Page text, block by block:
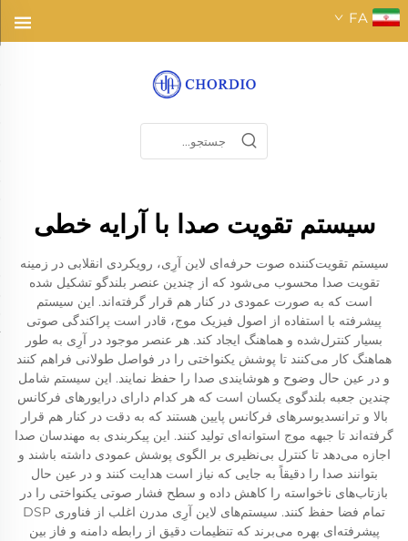
FA
سیستم تقویت صدا با آرایه خطی
سیستم تقویت‌کننده صوت حرفه‌ای لاین آرِی، رویکردی انقلابی در زمینه
تقویت صدا محسوب می‌شود که از چندین عنصر بلندگو تشکیل شده
است که به صورت عمودی در کنار هم قرار گرفته‌اند. این سیستم
پیشرفته با استفاده از اصول فیزیک موج، قادر است پراکندگی صوتی
بسیار کنترل‌شده و هماهنگ ایجاد کند. هر عنصر موجود در آرِی به طور
هماهنگ کار می‌کنند تا پوشش یکنواختی را در فواصل طولانی فراهم کنند
و در عین حال وضوح و هوشایندی صدا را حفظ نمایند. این سیستم شامل
چندین جعبه بلندگوی یکسان است که هر کدام دارای درایورهای فرکانس
بالا و ترانسدیوسرهای فرکانس پایین هستند که به دقت در کنار هم قرار
گرفته‌اند تا جبهه موج استوانه‌ای تولید کنند. این پیکربندی به مهندسان صدا
اجازه می‌دهد تا کنترل بی‌نظیری بر الگوی پوشش عمودی داشته باشند و
بتوانند صدا را دقیقاً به جایی که نیاز است هدایت کنند و در عین حال
بازتاب‌های ناخواسته را کاهش داده و سطح فشار صوتی یکنواختی را در
تمام فضا حفظ کنند. سیستم‌های لاین آرِی مدرن اغلب از فناوری DSP
پیشرفته‌ای بهره می‌برند که تنظیمات دقیق از رابطه دامنه و فاز بین